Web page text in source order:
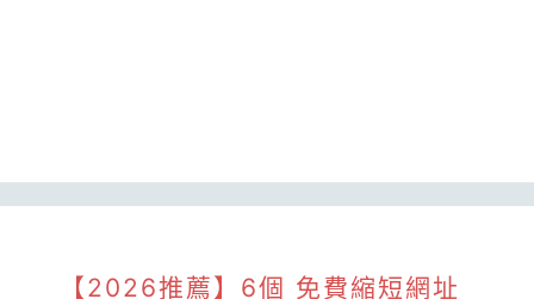
【2026推薦】6個 免費縮短網址